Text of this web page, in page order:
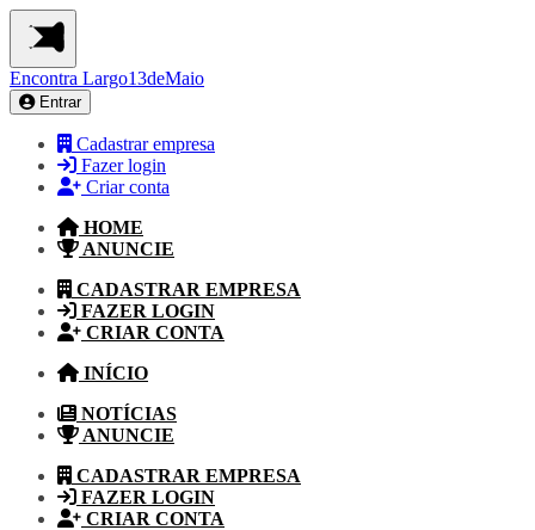
Encontra Largo13deMaio
Entrar
Cadastrar empresa
Fazer login
Criar conta
HOME
ANUNCIE
CADASTRAR EMPRESA
FAZER LOGIN
CRIAR CONTA
INÍCIO
NOTÍCIAS
ANUNCIE
CADASTRAR EMPRESA
FAZER LOGIN
CRIAR CONTA